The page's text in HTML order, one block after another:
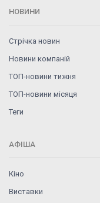
НОВИНИ
Стрічка новин
Новини компаній
ТОП-новини тижня
ТОП-новини місяця
Теги
АФІША
Кіно
Виставки